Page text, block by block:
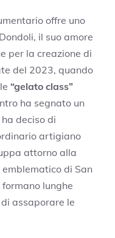
offre uno
il suo amore
per la creazione di
del 2023, quando
“gelato class”
ha segnato un
deciso di
artigiano
attorno alla
di San
lunghe
assaporare le